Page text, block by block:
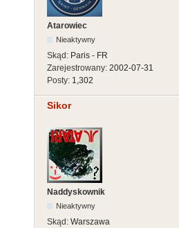
Atarowiec
Nieaktywny
Skąd: Paris - FR
Zarejestrowany: 2002-07-31
Posty: 1,302
Sikor
Naddyskownik
Nieaktywny
Skąd: Warszawa